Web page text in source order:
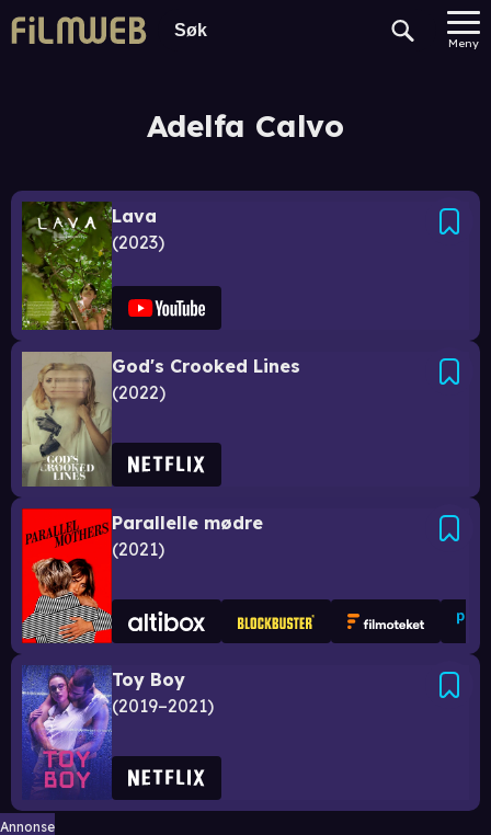
Meny
Adelfa Calvo
Lava
2023
God's Crooked Lines
2022
Parallelle mødre
2021
Toy Boy
2019–2021
Annonse